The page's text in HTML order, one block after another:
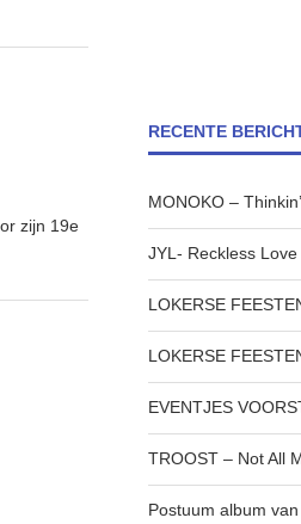
zijn 19e
RECENTE
MONOKO –
JYL- Reckless Love
LOKERSE
LOKERSE
EVENTJES
TROOST – Not All
Postuum album